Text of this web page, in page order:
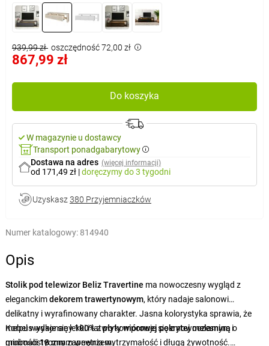
939,99 zł oszczędność 72,00 zł
867,99 zł
Do koszyka
W magazynie u dostawcy
Transport ponadgabarytowy
Dostawa na adres (więcej informacji)
od 171,49 zł |doręczymydo 3 tygodni
Uzyskasz 380 Przyjemniaczków
Numer katalogowy: 814940
Opis
Stolik pod telewizor Beliz Travertine ma nowoczesny wygląd z
eleganckimdekorem trawertynowym, który nadaje salonowi
delikatny i wyrafinowany charakter. Jasna kolorystyka sprawia, że
mebel wydaje się lekki i łatwo komponuje się z nowoczesnym i
minimalistycznym wnętrzem.
Korpus wykonany100%zpłyty wiórowej pokrytej melaminą o
grubości18 mmzapewnia wytrzymałość i długą żywotność.